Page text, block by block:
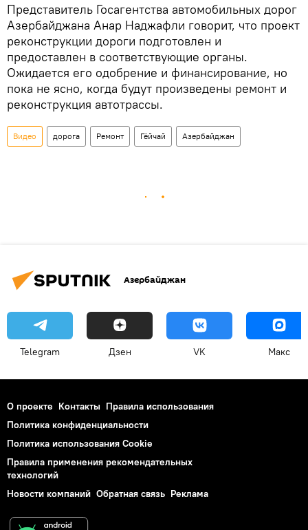
Представитель Госагентства автомобильных дорог
Азербайджана Анар Наджафли говорит, что проект
реконструкции дороги подготовлен и
предоставлен в соответствующие органы.
Ожидается его одобрение и финансирование, но
пока не ясно, когда будут произведены ремонт и
реконструкция автотрассы.
Видео дорога Ремонт Гёйчай Азербайджан
Азербайджан
Telegram Дзен VK Макс
О проекте Контакты Правила использования
Политика конфиденциальности
Политика использования Cookie
Правила применения рекомендательных
технологий
Новости компаний Обратная связь Реклама